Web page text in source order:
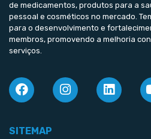
de medicamentos, produtos para a
pessoal e cosméticos no mercado.
para o desenvolvimento e
membros, promovendo a melhoria
serviços.
SITEMAP